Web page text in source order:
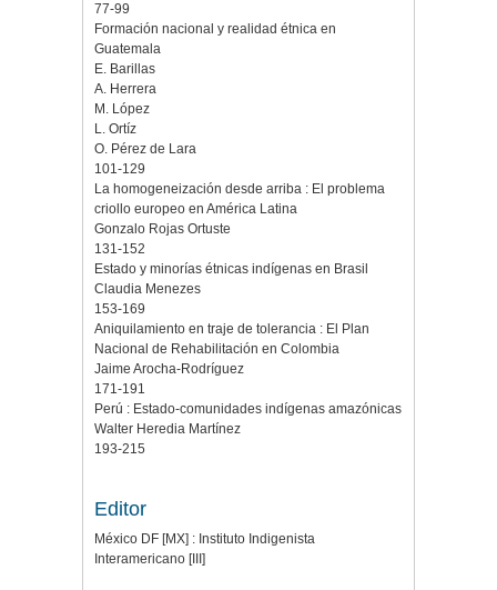
77-99
Formación nacional y realidad étnica en
Guatemala
E. Barillas
A. Herrera
M. López
L. Ortíz
O. Pérez de Lara
101-129
La homogeneización desde arriba : El problema
criollo europeo en América Latina
Gonzalo Rojas Ortuste
131-152
Estado y minorías étnicas indígenas en Brasil
Claudia Menezes
153-169
Aniquilamiento en traje de tolerancia : El Plan
Nacional de Rehabilitación en Colombia
Jaime Arocha-Rodríguez
171-191
Perú : Estado-comunidades indígenas amazónicas
Walter Heredia Martínez
193-215
Editor
México DF [MX] : Instituto Indigenista
Interamericano [III]